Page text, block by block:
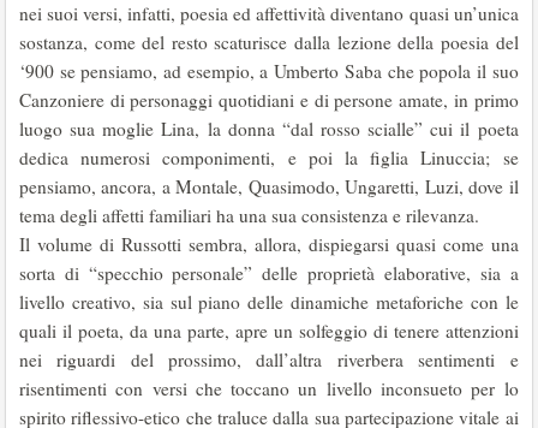
nei suoi versi, infatti, poesia ed affettività diventano quasi un’unica
sostanza, come del resto scaturisce dalla lezione della poesia del
‘900 se pensiamo, ad esempio, a Umberto Saba che popola il suo
Canzoniere di personaggi quotidiani e di persone amate, in primo
luogo sua moglie Lina, la donna “dal rosso scialle” cui il poeta
dedica numerosi componimenti, e poi la figlia Linuccia; se
pensiamo, ancora, a Montale, Quasimodo, Ungaretti, Luzi, dove il
tema degli affetti familiari ha una sua consistenza e rilevanza.
Il volume di Russotti sembra, allora, dispiegarsi quasi come una
sorta di “specchio personale” delle proprietà elaborative, sia a
livello creativo, sia sul piano delle dinamiche metaforiche con le
quali il poeta, da una parte, apre un solfeggio di tenere attenzioni
nei riguardi del prossimo, dall’altra riverbera sentimenti e
risentimenti con versi che toccano un livello inconsueto per lo
spirito riflessivo-etico che traluce dalla sua partecipazione vitale ai